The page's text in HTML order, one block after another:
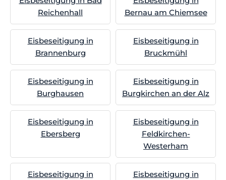
Reichenhall
Bernau am Chiemsee
Eisbeseitigung in
Brannenburg
Eisbeseitigung in
Bruckmühl
Eisbeseitigung in
Burghausen
Eisbeseitigung in
Burgkirchen an der Alz
Eisbeseitigung in
Ebersberg
Eisbeseitigung in
Feldkirchen-
Westerham
Eisbeseitigung in
Eisbeseitigung in